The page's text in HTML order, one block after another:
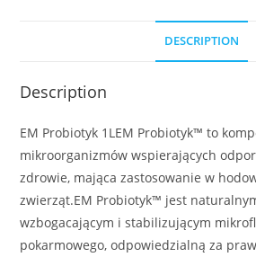
DESCRIPTION
Description
EM Probiotyk 1LEM Probiotyk™ to
mikroorganizmów wspierających
zdrowie, mająca zastosowanie w
zwierząt.EM Probiotyk™ jest
wzbogacającym i stabilizującym
pokarmowego, odpowiedzialną za